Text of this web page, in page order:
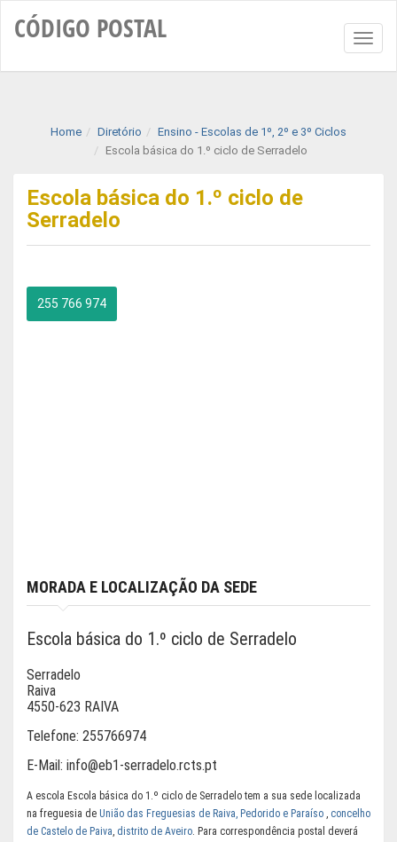
CÓDIGO POSTAL
Home Diretório
Ensino - Escolas de 1º, 2º e 3º Ciclos
Escola básica do 1.º ciclo de Serradelo
Escola básica do 1.º ciclo de
Serradelo
255 766 974
MORADA E LOCALIZAÇÃO DA SEDE
Escola básica do 1.º ciclo de Serradelo
Serradelo
Raiva
4550-623 RAIVA
Telefone: 255766974
E-Mail: info@eb1-serradelo.rcts.pt
A escola Escola básica do 1.º ciclo de Serradelo tem a sua sede localizada
na freguesia de União das Freguesias de Raiva, Pedorido e Paraíso , concelho
de Castelo de Paiva, distrito de Aveiro. Para correspondência postal deverá